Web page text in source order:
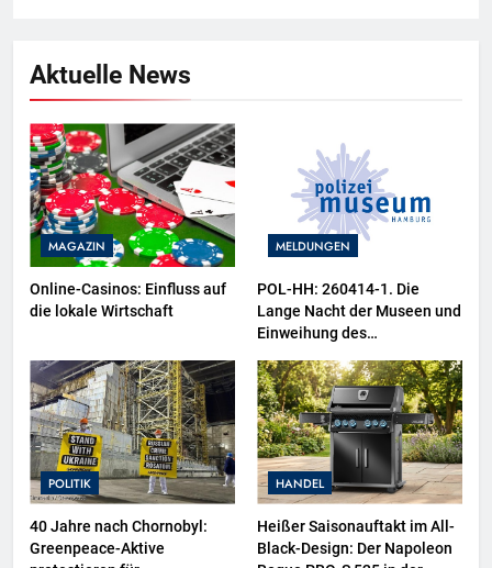
Aktuelle News
MAGAZIN
Online-Casinos: Einfluss auf
die lokale Wirtschaft
MELDUNGEN
POL-HH: 260414-1. Die
Lange Nacht der Museen und
Einweihung des
sowie neuer
Ausstellungsbereiche im
Polizeimuseum Hamburg
POLITIK
40 Jahre nach Chornobyl:
Greenpeace-Aktive
HANDEL
Heißer Saisonauftakt im All-
Black-Design: Der Napoleon